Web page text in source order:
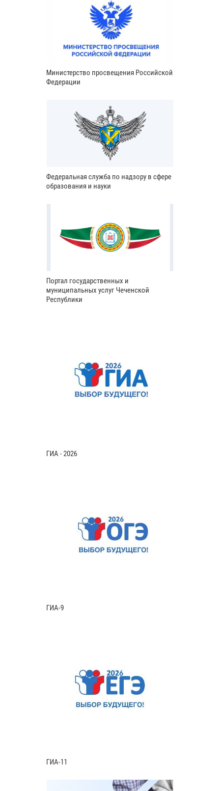
Министерство просвещения Российской
Федерации
Федеральная служба по надзору в сфере
образования и науки
Портал государственных и
муниципальных услуг Чеченской
Республики
ГИА - 2026
ГИА-9
ГИА-11